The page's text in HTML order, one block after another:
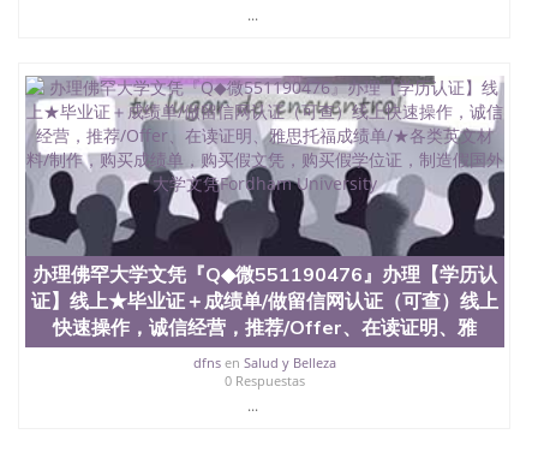
551190476找毕业证封皮QQ微信551190476国外毕业
证外壳定制QQ微信551190476快速代办国外毕业证
QQ微信551190476快速拿到国外文凭QQ微信
551190476国外留学文凭认证QQ微信551190476国外
文凭回国认证QQ微信551190476泰国文凭办理QQ微
信551190476法国留学回国证明QQ微信551190476 国
外烫金照片QQ微信551190476外国文凭在中国有用吗
QQ微信551190476德国留学回国证明QQ微信
551190476爱尔兰留学回国证明QQ微信551190476国
外硕士文凭办理QQ微信551190476 网上买文凭可靠
吗QQ微信551190476买国外文凭质量QQ微信
551190476国外本科毕业证怎么办理QQ微信
551190476国外大学文凭真制作QQ微信551190476办
国外文凭可找工作QQ微信551190476国外大学有毕业
证QQ微信551190476办理国外毕业证价格QQ微信
...
办理佛罕大学文凭『Q◆微551190476』办理【学历认
证】线上★毕业证＋成绩单/做留信网认证（可查）线上
快速操作，诚信经营，推荐/Offer、在读证明、雅
dfnsen Salud y Belleza
0 Respuestas
...